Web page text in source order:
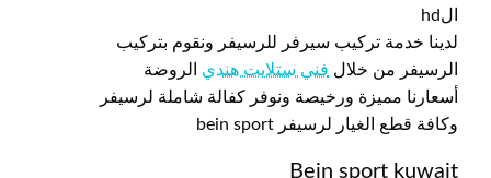
الhd
لدينا خدمة تركيب سيرفر للرسيفر ونقوم بتركيب
الرسيفر من خلال فني ستلايت هندي الروضة
أسعارنا مميزة ورخيصة ونوفر كفالة شاملة لرسيفر
وكافة قطع الغيار لرسيفر bein sport
Bein sport kuwait